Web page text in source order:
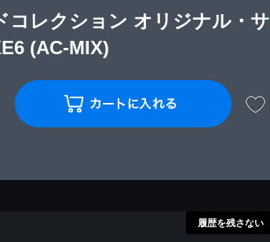
コレクション オリジナル・サ
(AC-MIX)
履歴を残さない